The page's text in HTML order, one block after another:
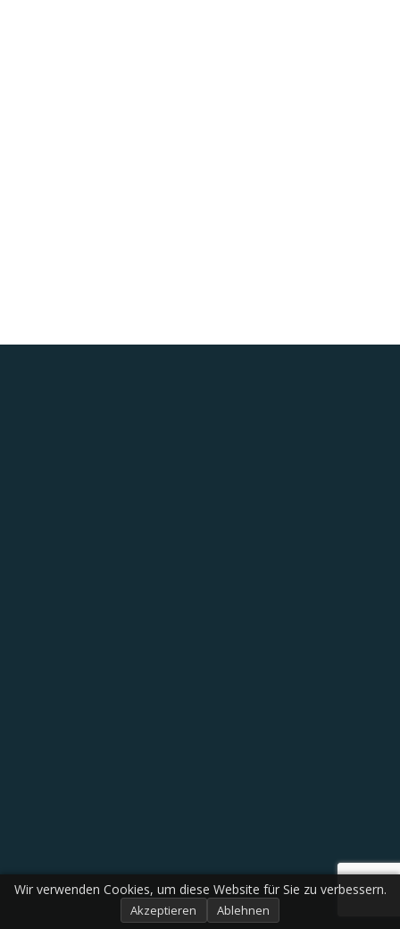
Wir verwenden Cookies, um diese Website für Sie zu verbessern.
Akzeptieren Ablehnen